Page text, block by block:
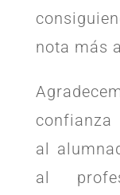
nota más
confianza
al
al